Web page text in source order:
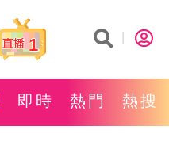
1
即時 熱門 熱搜